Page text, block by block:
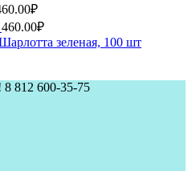
₽
460.00₽
зеленая, 100 шт
8 812 600-35-75